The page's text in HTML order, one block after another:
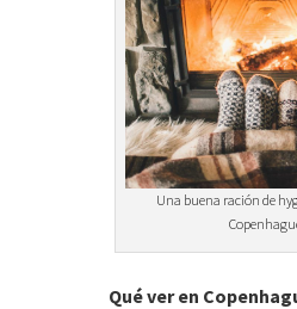
Una buena ración de
Qué ver en